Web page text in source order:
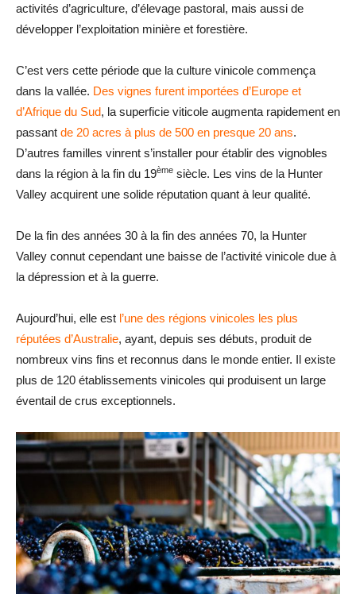
activités d’agriculture, d’élevage pastoral, mais aussi de
développer l’exploitation minière et forestière.
C’est vers cette période que la culture vinicole commença
dans la vallée. Des vignes furent importées d’Europe et
d’Afrique du Sud, la superficie viticole augmenta rapidement en
passant de 20 acres à plus de 500 en presque 20 ans.
D’autres familles vinrent s’installer pour établir des vignobles
dans la région à la fin du 19ème siècle. Les vins de la Hunter
Valley acquirent une solide réputation quant à leur qualité.
De la fin des années 30 à la fin des années 70, la Hunter
Valley connut cependant une baisse de l’activité vinicole due à
la dépression et à la guerre.
Aujourd’hui, elle est l’une des régions vinicoles les plus
réputées d’Australie, ayant, depuis ses débuts, produit de
nombreux vins fins et reconnus dans le monde entier. Il existe
plus de 120 établissements vinicoles qui produisent un large
éventail de crus exceptionnels.